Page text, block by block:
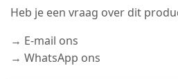
Heb je een vraag over dit
→ E-mail ons
→ WhatsApp ons